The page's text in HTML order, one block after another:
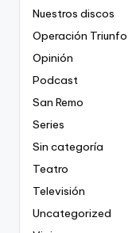
Nuestros discos
Operación Triunfo
Opinión
Podcast
San Remo
Series
Sin categoría
Teatro
Televisión
Uncategorized